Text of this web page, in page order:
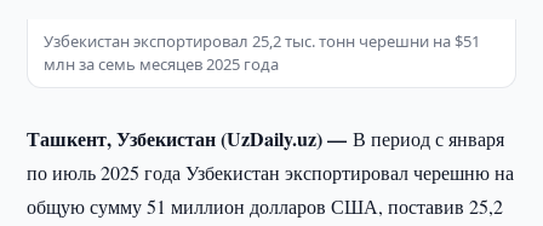
Узбекистан экспортировал 25,2 тыс. тонн черешни на $51
млн за семь месяцев 2025 года
Ташкент, Узбекистан (UzDaily.uz) —В период с января
по июль 2025 года Узбекистан экспортировал черешню на
общую сумму 51 миллион долларов США, поставив 25,2